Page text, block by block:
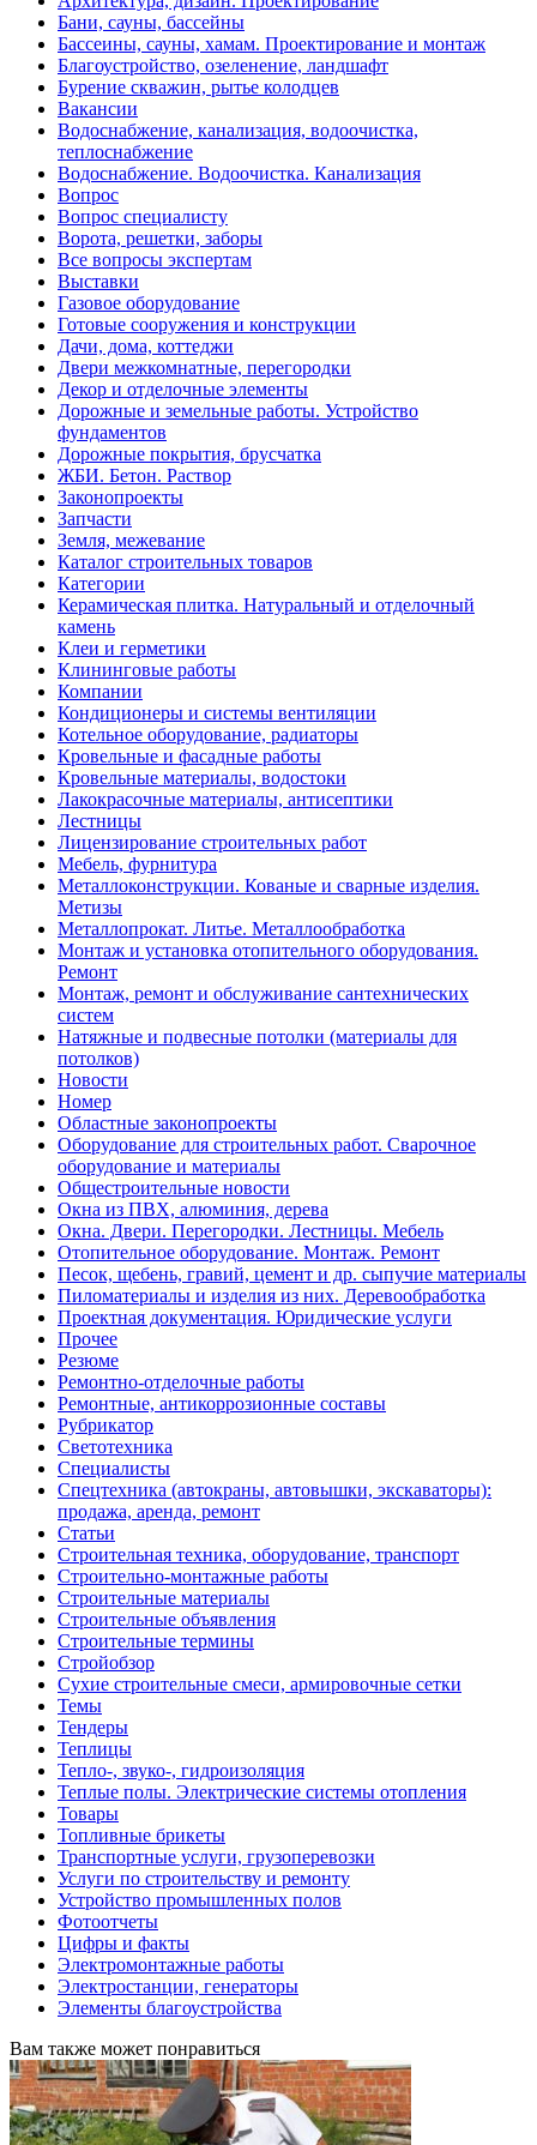
Бани, сауны, бассейны
Бассеины, сауны, хамам. Проектирование и монтаж
Благоустройство, озеленение, ландшафт
Бурение скважин, рытье колодцев
Вакансии
Водоснабжение, канализация, водоочистка,
теплоснабжение
Водоснабжение. Водоочистка. Канализация
Вопрос
Вопрос специалисту
Ворота, решетки, заборы
Все вопросы экспертам
Выставки
Газовое оборудование
Готовые сооружения и конструкции
Дачи, дома, коттеджи
Двери межкомнатные, перегородки
Декор и отделочные элементы
Дорожные и земельные работы. Устройство
фундаментов
Дорожные покрытия, брусчатка
ЖБИ. Бетон. Раствор
Законопроекты
Запчасти
Земля, межевание
Каталог строительных товаров
Категории
Керамическая плитка. Натуральный и отделочный
камень
Клеи и герметики
Клининговые работы
Компании
Кондиционеры и системы вентиляции
Котельное оборудование, радиаторы
Кровельные и фасадные работы
Кровельные материалы, водостоки
Лакокрасочные материалы, антисептики
Лестницы
Лицензирование строительных работ
Мебель, фурнитура
Металлоконструкции. Кованые и сварные изделия.
Метизы
Металлопрокат. Литье. Металлообработка
Монтаж и установка отопительного оборудования.
Ремонт
Монтаж, ремонт и обслуживание сантехнических
систем
Натяжные и подвесные потолки (материалы для
потолков)
Новости
Номер
Областные законопроекты
Оборудование для строительных работ. Сварочное
оборудование и материалы
Общестроительные новости
Окна из ПВХ, алюминия, дерева
Окна. Двери. Перегородки. Лестницы. Мебель
Отопительное оборудование. Монтаж. Ремонт
Песок, щебень, гравий, цемент и др. сыпучие материалы
Пиломатериалы и изделия из них. Деревообработка
Проектная документация. Юридические услуги
Прочее
Резюме
Ремонтно-отделочные работы
Ремонтные, антикоррозионные составы
Рубрикатор
Светотехника
Специалисты
Спецтехника (автокраны, автовышки, экскаваторы):
продажа, аренда, ремонт
Статьи
Строительная техника, оборудование, транспорт
Строительно-монтажные работы
Строительные материалы
Строительные объявления
Строительные термины
Стройобзор
Сухие строительные смеси, армировочные сетки
Темы
Тендеры
Теплицы
Тепло-, звуко-, гидроизоляция
Теплые полы. Электрические системы отопления
Товары
Топливные брикеты
Транспортные услуги, грузоперевозки
Услуги по строительству и ремонту
Устройство промышленных полов
Фотоотчеты
Цифры и факты
Электромонтажные работы
Электростанции, генераторы
Элементы благоустройства
Вам также может понравиться